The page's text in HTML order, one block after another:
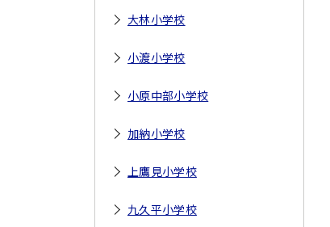
大林小学校
小渡小学校
小原中部小学校
加納小学校
上鷹見小学校
九久平小学校